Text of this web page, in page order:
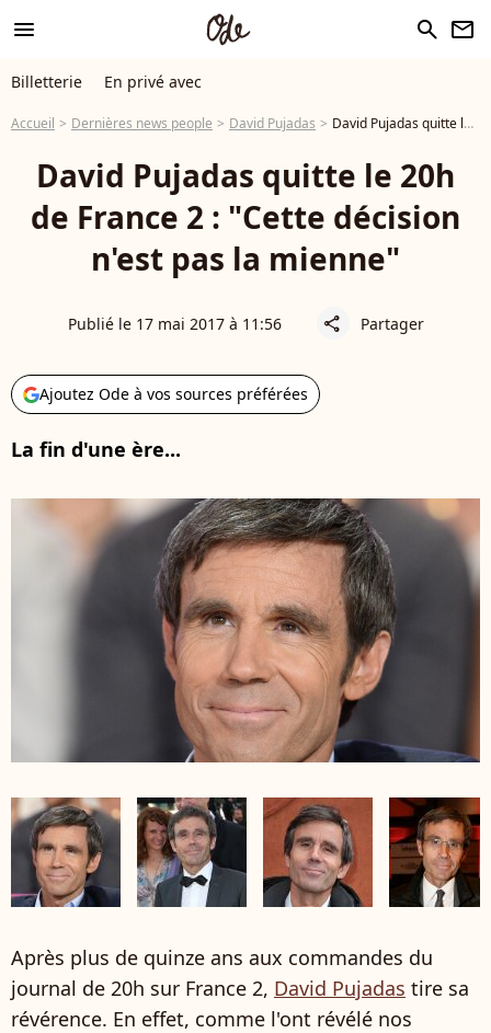
menu search newsletter
Billetterie En privé avec
Accueil Dernières news people David Pujadas David Pujadas quitte le 20h de France 2 : "Cette décision n'est pas la mienne"
David Pujadas quitte le 20h
de France 2 : "Cette décision
n'est pas la mienne"
Publié le 17 mai 2017 à 11:56 share Partager
Ajoutez Ode à vos sources préférées
La fin d'une ère...
Après plus de quinze ans aux commandes du
journal de 20h sur France 2, David Pujadas tire sa
révérence. En effet, comme l'ont révélé nos